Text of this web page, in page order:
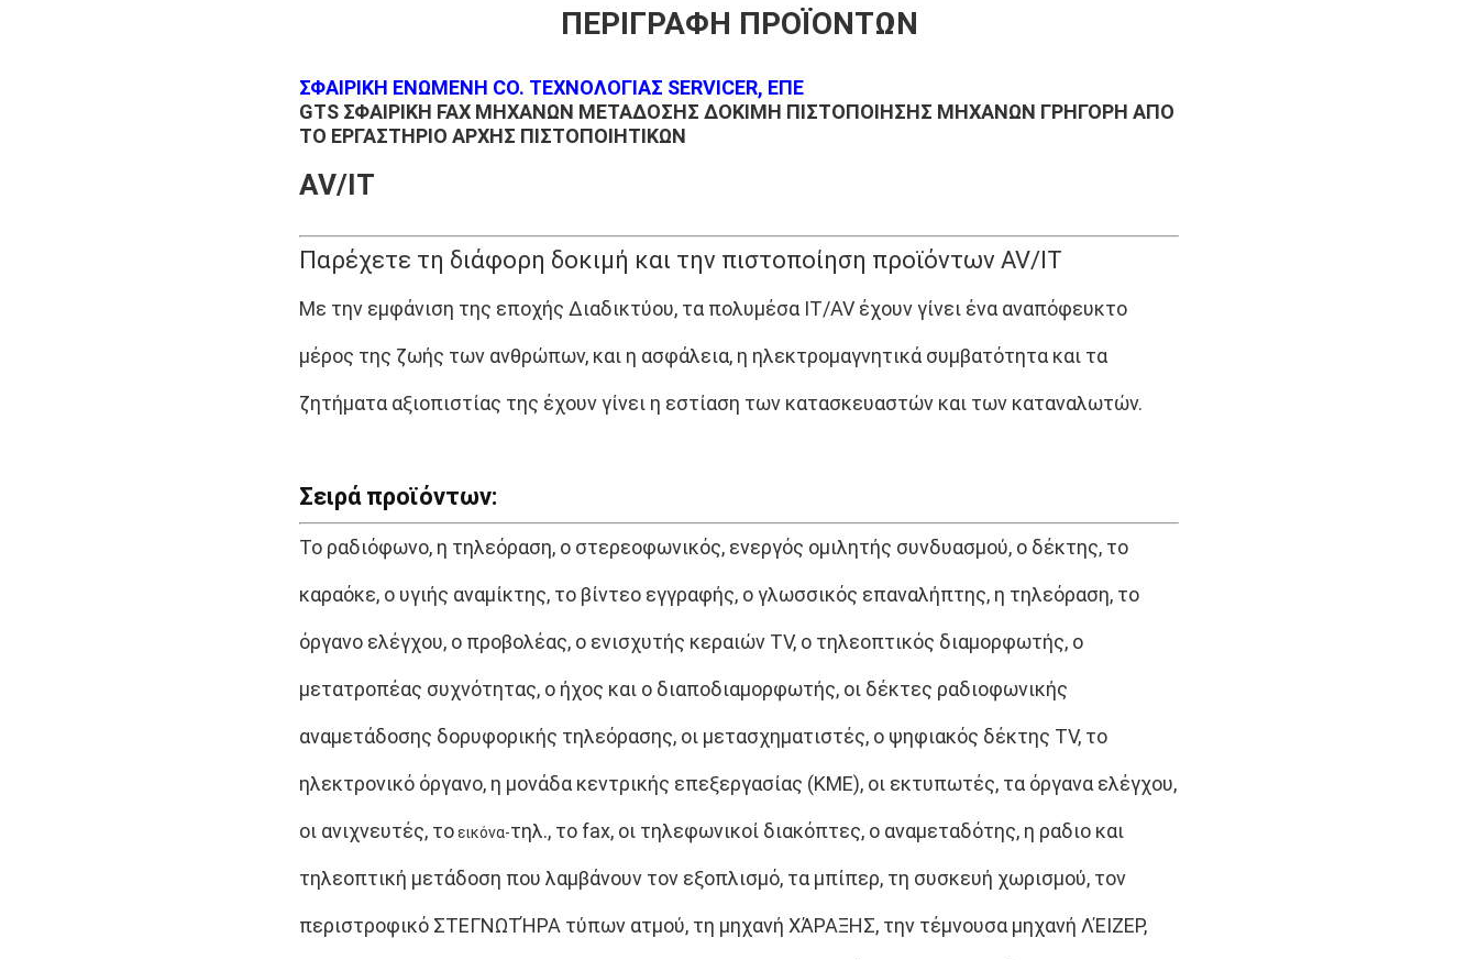
ΠΕΡΙΓΡΑΦΉ ΠΡΟΪΌΝΤΩΝ
ΣΦΑΙΡΙΚΗ ΕΝΩΜΕΝΗ CO. ΤΕΧΝΟΛΟΓΙΑΣ SERVICER, ΕΠΕ
GTS ΣΦΑΙΡΙΚΉ FAX ΜΗΧΑΝΏΝ ΜΕΤΆΔΟΣΗΣ ΔΟΚΙΜΉ ΠΙΣΤΟΠΟΊΗΣΗΣ ΜΗΧΑΝΏΝ ΓΡΉΓΟΡΗ ΑΠΌ
ΤΟ ΕΡΓΑΣΤΉΡΙΟ ΑΡΧΉΣ ΠΙΣΤΟΠΟΙΗΤΙΚΏΝ
AV/IT
Παρέχετε τη διάφορη δοκιμή και την πιστοποίηση προϊόντων AV/IT
Με την εμφάνιση της εποχής Διαδικτύου, τα πολυμέσα IT/AV έχουν γίνει ένα αναπόφευκτο
μέρος της ζωής των ανθρώπων, και η ασφάλεια, η ηλεκτρομαγνητικά συμβατότητα και τα
ζητήματα αξιοπιστίας της έχουν γίνει η εστίαση των κατασκευαστών και των καταναλωτών.
Σειρά προϊόντων:
Το ραδιόφωνο, η τηλεόραση, ο στερεοφωνικός, ενεργός ομιλητής συνδυασμού, ο δέκτης, το
καραόκε, ο υγιής αναμίκτης, το βίντεο εγγραφής, ο γλωσσικός επαναλήπτης, η τηλεόραση, το
όργανο ελέγχου, ο προβολέας, ο ενισχυτής κεραιών TV, ο τηλεοπτικός διαμορφωτής, ο
μετατροπέας συχνότητας, ο ήχος και ο διαποδιαμορφωτής, οι δέκτες ραδιοφωνικής
αναμετάδοσης δορυφορικής τηλεόρασης, οι μετασχηματιστές, ο ψηφιακός δέκτης TV, το
ηλεκτρονικό όργανο, η μονάδα κεντρικής επεξεργασίας (ΚΜΕ), οι εκτυπωτές, τα όργανα ελέγχου,
οι ανιχνευτές, τοεικόνα-τηλ., το fax, οι τηλεφωνικοί διακόπτες, ο αναμεταδότης, η ραδιο και
τηλεοπτική μετάδοση που λαμβάνουν τον εξοπλισμό, τα μπίπερ, τη συσκευή χωρισμού, τον
περιστροφικό ΣΤΕΓΝΩΤΉΡΑ τύπων ατμού, τη μηχανή ΧΆΡΑΞΗΣ, την τέμνουσα μηχανή ΛΈΙΖΕΡ,